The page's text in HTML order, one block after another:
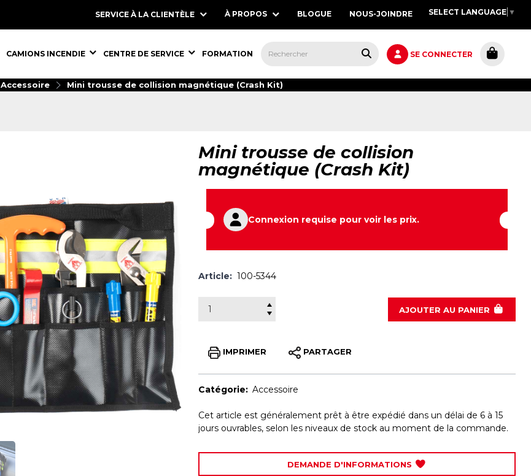
SERVICE À LA CLIENTÈLE À PROPOS BLOGUE NOUS-JOINDRE SELECT LANGUAGE ▼
SE CONNECTER
ÉQUIPEMENTS,
CAMIONS INCENDIE ÉQUIPEMENTS,
CENTRE DE SERVICE ÉQUIPEMENTS,
FORMATION
Accessoire Mini trousse de collision magnétique (Crash Kit)
Mini trousse de collision
magnétique (Crash Kit)
Connexion requise pour voir les prix.
Article: 100-5344
AJOUTER100-5344
AU PANIER
IMPRIMER PARTAGER
Catégorie:Accessoire
Cet article est généralement prêt à être expédié dans un délai de 6 à 15
jours ouvrables, selon les niveaux de stock au moment de la commande.
DEMANDE D'INFORMATIONS